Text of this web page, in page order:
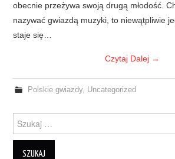
obecnie przeżywa swoją drugą młodość.
nazywać gwiazdą muzyki, to niewątpliwie
staje się…
Czytaj Dalej →
Polskie gwiazdy, Uncategorized
Szukanie dla: